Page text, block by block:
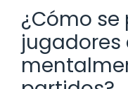
¿Cómo
jugadores